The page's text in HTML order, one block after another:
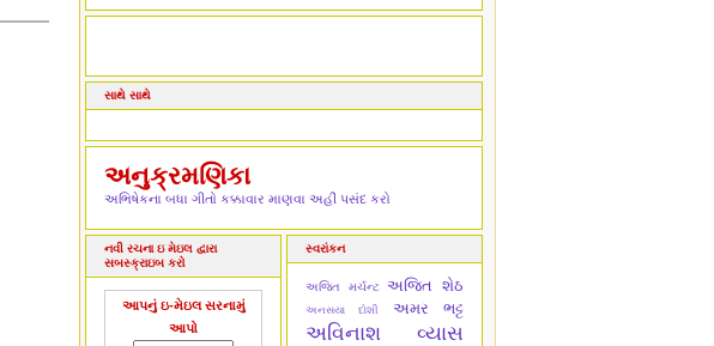
સાથે સાથે
અનુક્રમણિકા
અભિષેકના બધા ગીતો કક્કાવાર માણવા અહીં પસંદ કરો
નવી રચના ઇ મેઇલ દ્વારા
સબસ્ક્રાઇબ કરો
આપનું ઇ-મેઇલ સરનામું
આપો
સ્વરાંકન
અજિત મર્ચન્ટ અજિત શેઠ
અનસયા દોશી અમર ભટ્ટ
અવિનાશ વ્યાસ